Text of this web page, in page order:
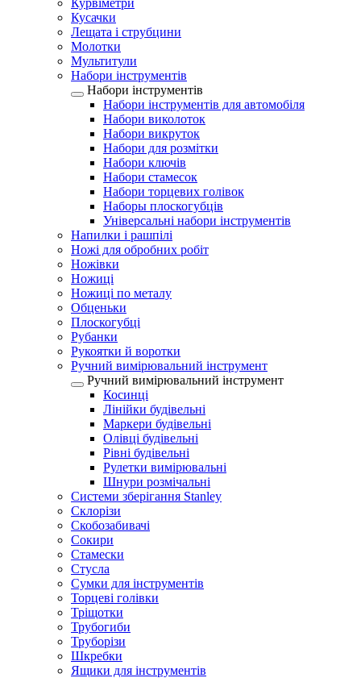
Курвіметри
Кусачки
Лещата і струбцини
Молотки
Мультитули
Набори інструментів
Набори інструментів
Набори інструментів для автомобіля
Набори виколоток
Набори викруток
Набори для розмітки
Набори ключів
Набори стамесок
Набори торцевих голівок
Наборы плоскогубців
Універсальні набори інструментів
Напилки і рашпілі
Ножі для обробних робіт
Ножівки
Ножиці
Ножиці по металу
Обценьки
Плоскогубці
Рубанки
Рукоятки й воротки
Ручний вимірювальний інструмент
Ручний вимірювальний інструмент
Косинці
Лінійки будівельні
Маркери будівельні
Олівці будівельні
Рівні будівельні
Рулетки вимірювальні
Шнури розмічальні
Системи зберігання Stanley
Склорізи
Скобозабивачі
Сокири
Стамески
Стусла
Сумки для інструментів
Торцеві голівки
Тріщотки
Трубогиби
Труборізи
Шкребки
Ящики для інструментів